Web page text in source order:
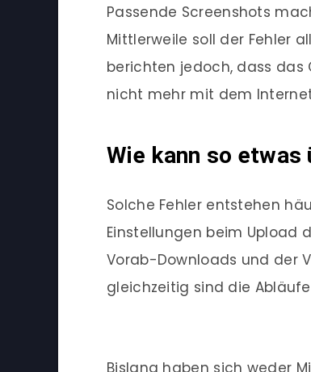
Passende Screenshots
Mittlerweile soll der Fehler
berichten jedoch, dass das
nicht mehr mit dem
Wie kann so etwas
Solche Fehler entstehen
Einstellungen beim Upload
Vorab-Downloads und der
gleichzeitig sind die